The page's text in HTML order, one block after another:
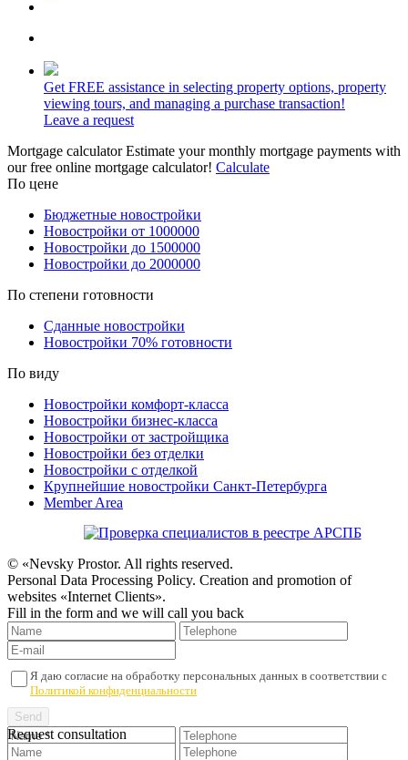
GetFREE assistance in selecting property options, property
viewing tours, and managing a purchase transaction!
Leave a request
Mortgage calculator Estimate your monthly mortgage payments with
our free online mortgage calculator! Calculate
По цене
Бюджетные новостройки
Новостройки от 1000000
Новостройки до 1500000
Новостройки до 2000000
По степени готовности
Сданные новостройки
Новостройки 70% готовности
По виду
Новостройки комфорт-класса
Новостройки бизнес-класса
Новостройки от застройщика
Новостройки без отделки
Новостройки с отделкой
Крупнейшие новостройки Санкт-Петербурга
Member Area
© «Nevsky Prostor. All rights reserved.
Personal Data Processing Policy. Creation and promotion of
websites «Internet Clients».
Fill in the form and we will call you back
Я даю согласие на обработку персональных данных в соответствии с
Политикой конфиденциальности
Request consultation